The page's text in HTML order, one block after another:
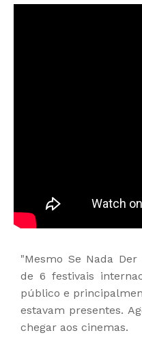
"Mesmo Se Nada
de 6 festivais
público e
estavam presentes.
chegar aos cinemas.